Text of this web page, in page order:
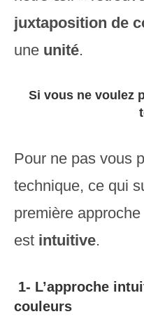
juxtaposition de
une unité.
Si vous ne voulez
Pour ne pas vous
technique, ce qui
première
est intuitive.
1- L’approche
couleurs